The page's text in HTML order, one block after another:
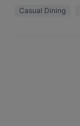
Casual Dining